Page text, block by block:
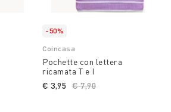
-50%
Coincasa
Pochette con lettera
ricamata T e I
Price reduced from
€ 7,90
€ 3,95